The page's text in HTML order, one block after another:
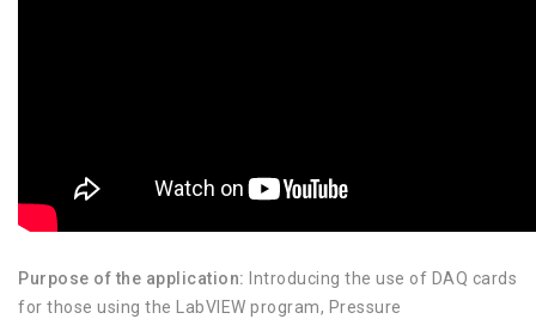
Purpose of the application: Introducing the use of DAQ cards
for those using the LabVIEW program, Pressure